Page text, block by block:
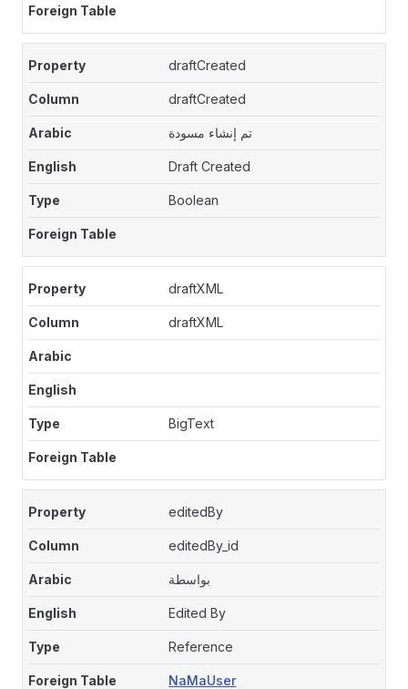
draftCreated
draftCreated
تم إنشاء مسودة
Draft Created
Boolean
draftXML
draftXML
BigText
editedBy
editedBy_id
بواسطة
Edited By
Reference
NaMaUser